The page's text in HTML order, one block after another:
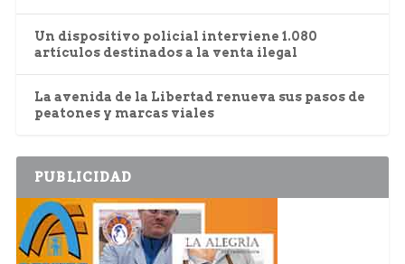
Un dispositivo policial interviene 1.080
artículos destinados a la venta ilegal
La avenida de la Libertad renueva sus pasos de
peatones y marcas viales
PUBLICIDAD